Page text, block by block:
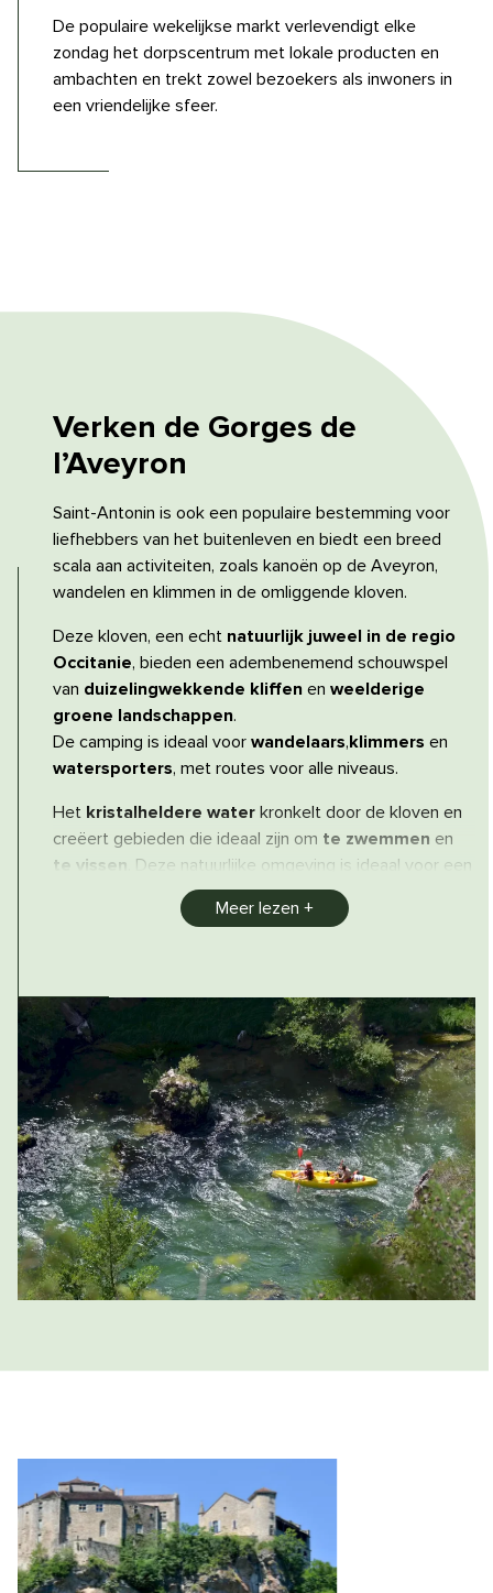
De populaire wekelijkse markt verlevendigt elke
zondag het dorpscentrum met lokale producten en
ambachten en trekt zowel bezoekers als inwoners in
een vriendelijke sfeer.
Verken de Gorges de
l’Aveyron
Saint-Antonin is ook een populaire bestemming voor
liefhebbers van het buitenleven en biedt een breed
scala aan activiteiten, zoals kanoën op de Aveyron,
wandelen en klimmen in de omliggende kloven.
Deze kloven, een echt natuurlijk juweel in de regio
Occitanie, bieden een adembenemend schouwspel
van duizelingwekkende kliffen en weelderige
groene landschappen.
Meer lezen
De camping is ideaal voor wandelaars,klimmers en
watersporters, met routes voor alle niveaus.
Het kristalheldere water kronkelt door de kloven en
creëert gebieden die ideaal zijn om te zwemmen en
te vissen . Deze natuurlijke omgeving is ideaal voor een
dagje uit met familie of vriendenen